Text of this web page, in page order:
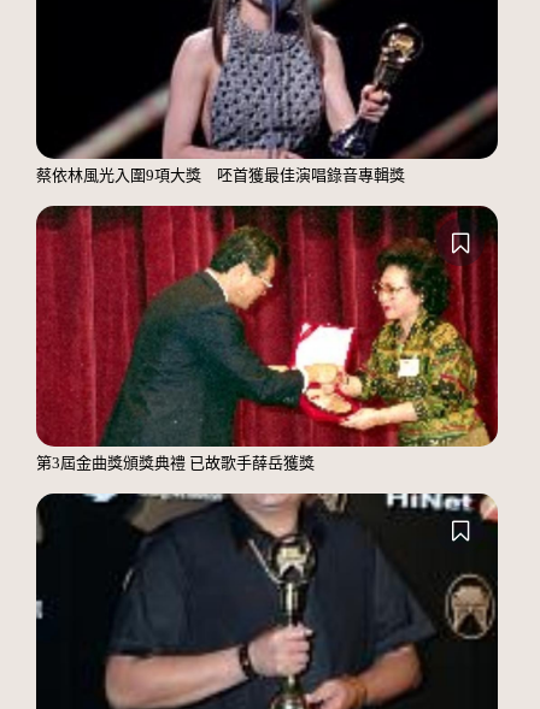
蔡依林風光入圍9項大獎 呸首獲最佳演唱錄音專輯獎
第3屆金曲獎頒獎典禮 已故歌手薛岳獲獎